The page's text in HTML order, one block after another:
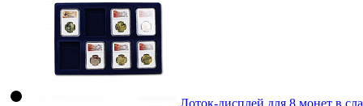
Лоток-дисплей для 8 монет в